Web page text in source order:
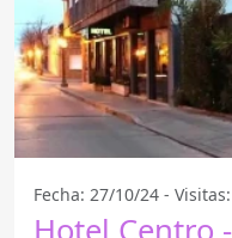
Fecha: 27/10/24 -
Hotel Centro